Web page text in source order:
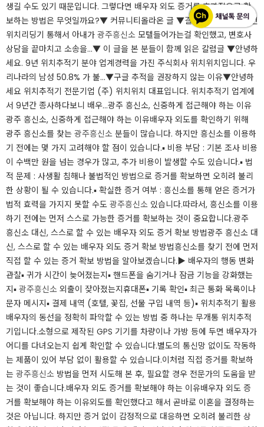
생길 수도 있기 때문입니다. 그렇다면 배우자 외도 증거를 효과적으로 확
보하는 방법은 무엇일까요?​​▼ 커뮤니티올라온 글 ▼​결론만 이야기 드리면
위치리딩기 통해서 아내가 광주흥신소 모텔들어가는걸 확인했고, 변호사
상담을 끝마치고 소송을...​▼ 이 글을 본 분들이 함께 읽은 칼럼글 ▼​안녕하
세요. 9년 위치추적기 분야 업계경력을 가진 주식회사 위치위치입니다. 우
리나라의 남성 50.8% 가 불...​▼구글 추적을 권장하지 않는 이유▼​안녕하
세요 위치추적기 전문기업 (주) 위치위치 대표입니다. 위치추적기 업계에
서 9년간 종사하다보니 배우...광주 흥신소, 신중하게 접근해야 하는 이유
광주 흥신소, 신중하게 접근해야 하는 이유배우자 외도를 확인하기 위해
광주 흥신소를 찾는 광주흥신소 분들이 많습니다. 하지만 흥신소를 이용하
기 전에는 몇 가지 고려해야 할 점이 있습니다.​▪️ 비용 부담 : 기본 조사 비용
이 수백만 원을 넘는 경우가 많고, 추가 비용이 발생할 수도 있습니다.​▪️ 법
적 문제 : 사생활 침해나 불법적인 방법으로 증거를 확보하면 오히려 불리
한 상황이 될 수 있습니다.​▪️ 확실한 증거 여부 : 흥신소를 통해 얻은 증거가
법적 효력을 가지지 못할 수도 광주흥신소 있습니다.따라서, 흥신소를 이용
하기 전에는 먼저 스스로 가능한 증거를 확보하는 것이 중요합니다.​광주
흥신소 대신, 스스로 할 수 있는 배우자 외도 증거 확보 방법광주 흥신소 대
신, 스스로 할 수 있는 배우자 외도 증거 확보 방법흥신소를 찾기 전에 먼저
직접 할 수 있는 증거 확보 방법을 알아보겠습니다.​▶ 배우자의 행동 변화
관찰▪️ 귀가 시간이 늦어졌는지▪️ 핸드폰을 숨기거나 잠금 기능을 강화했는
지▪️ 광주흥신소 외출이 잦아졌는지휴대폰▪️ 기록 확인​▪️ 최근 통화 목록이나
문자 메시지▪️ 결제 내역 (호텔, 꽃집, 선물 구입 내역 등)▪️ 위치추적기 활용​​
배우자의 동선을 정확히 파악할 수 있는 방법 중 하나는 무개통 위치추적
기입니다.소형으로 제작된 GPS 기기를 차량이나 가방 등에 두면 배우자가
어디를 다녀오는지 쉽게 확인할 수 있습니다.별도의 통신망 없이도 작동하
는 제품이 있어 부담 없이 활용할 수 있습니다.이처럼 직접 증거를 확보하
는 광주흥신소 방법을 먼저 시도해 본 후, 필요할 경우 전문가의 도움을 받
는 것이 좋습니다.배우자 외도 증거를 확보해야 하는 이유배우자 외도 증
거를 확보해야 하는 이유외도를 확인했다고 해서 곧바로 이혼을 결정하는
것은 아닙니다. 하지만 증거 없이 감정적으로 대응하면 오히려 불리한 상